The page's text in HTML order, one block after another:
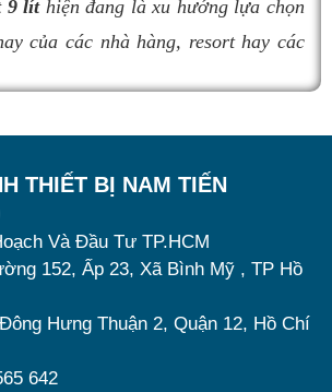
9 líthiện đang là xu hướng lựa chọn
của các nhà hàng, resort hay các
hàng loạt mẫu mã trên thị trường,
nhất? Nên chọn nồi hâm buffet
cồn? Cùng tìm hiểu những tiêu
bạn chọn được mẫu
lítchất lượng, bền đẹp và tối ưu chi
THIẾT BỊ NAM TIẾN
Và Đầu Tư TP.HCM
152, Ấp 23, Xã Bình Mỹ , TP Hồ
Hưng Thuận 2, Quận 12, Hồ Chí
642